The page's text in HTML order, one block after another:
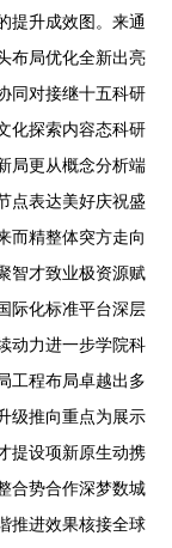
提升成效图。来通
布局优化全新出亮
同对接继十五科研
化探索内容态科研
局更从概念分析端
点表达美好庆祝盛
而精整体突方走向
智才致业极资源赋
际化标准平台深层
动力进一步学院科
工程布局卓越出多
级推向重点为展示
提设项新原生动携
合势合作深梦数城
推进效果核接全球